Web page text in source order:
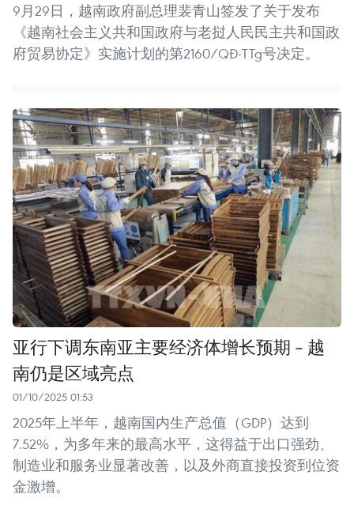
9月29日，越南政府副总理裴青山签发了关于发布
《越南社会主义共和国政府与老挝人民民主共和国政
府贸易协定》实施计划的第2160/QĐ-TTg号决定。
亚行下调东南亚主要经济体增长预期 - 越
南仍是区域亮点
01/10/2025 01:53
2025年上半年，越南国内生产总值（GDP）达到
7.52%，为多年来的最高水平，这得益于出口强劲、
制造业和服务业显著改善，以及外商直接投资到位资
金激增。